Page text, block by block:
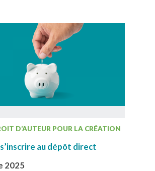
D’AUTEUR POUR LA CRÉATION
au dépôt direct
2025